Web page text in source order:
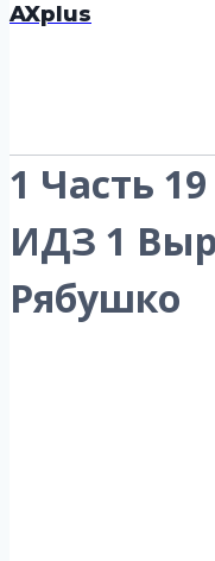
AXplus
1 Часть
ИДЗ 1
Рябушко